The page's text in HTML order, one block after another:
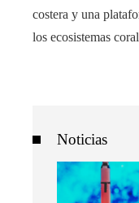
costera y una
los ecosistemas
Noticias